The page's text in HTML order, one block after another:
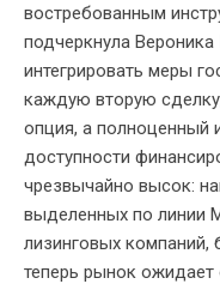
востребованным
подчеркнула Вероника
интегрировать меры
каждую вторую
опция, а полноценный
доступности
чрезвычайно высок:
выделенных по линии
лизинговых компаний,
теперь рынок ожидает